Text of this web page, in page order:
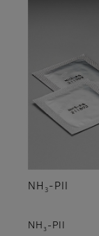
NH 3 -PII
NH 3 -PII